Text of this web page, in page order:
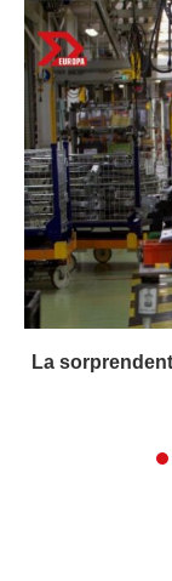
La